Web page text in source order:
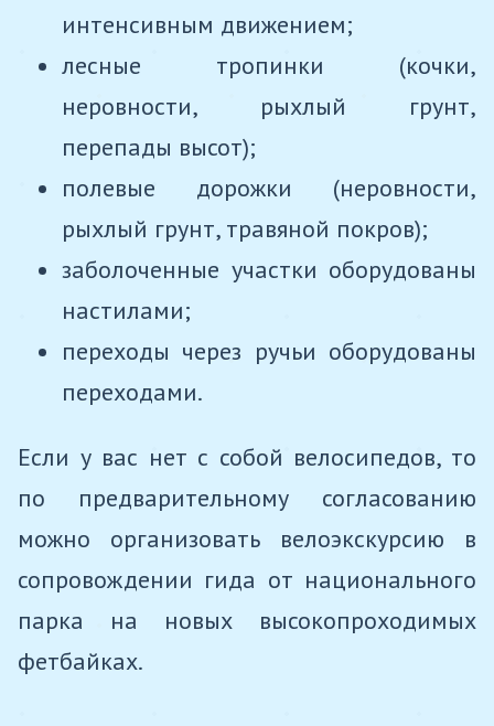
интенсивным движением;
лесные тропинки (кочки,
неровности, рыхлый грунт,
перепады высот);
полевые дорожки (неровности,
рыхлый грунт, травяной покров);
заболоченные участки оборудованы
настилами;
переходы через ручьи оборудованы
переходами.
Если у вас нет с собой велосипедов, то
по предварительному согласованию
можно организовать велоэкскурсию в
сопровождении гида от национального
парка на новых высокопроходимых
фетбайках.